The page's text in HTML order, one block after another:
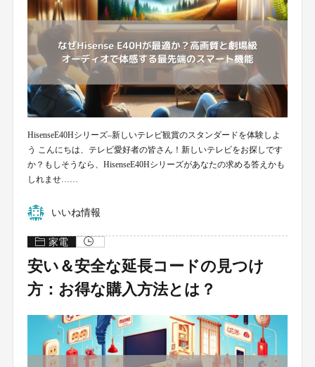
HisenseE40Hシリーズ–新しいテレビ観賞のスタンダードを体験しよ
う こんにちは、テレビ愛好者の皆さん！新しいテレビをお探しです
か？もしそうなら、HisenseE40Hシリーズがあなたの求める答えかも
しれませ……
いいね情報
家電
安い＆安全な延長コードの見つけ
方：お得な購入方法とは？